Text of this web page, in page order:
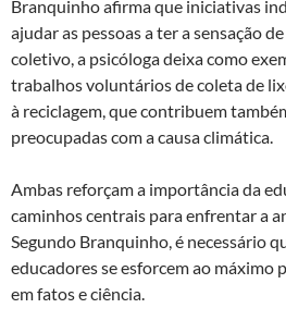
Branquinho afirma que iniciativas
ajudar as pessoas a ter a sensação
coletivo, a psicóloga deixa como
trabalhos voluntários de coleta de
à reciclagem, que contribuem
preocupadas com a causa climática.
Ambas reforçam a importância da
caminhos centrais para enfrentar a
Segundo Branquinho, é necessário
educadores se esforcem ao máximo
em fatos e ciência.